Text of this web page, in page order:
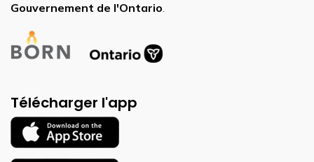
Gouvernement de l'Ontario.
Télécharger l'app